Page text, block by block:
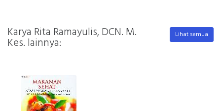
Karya Rita Ramayulis, DCN. M.
Kes. lainnya:
Lihat semua